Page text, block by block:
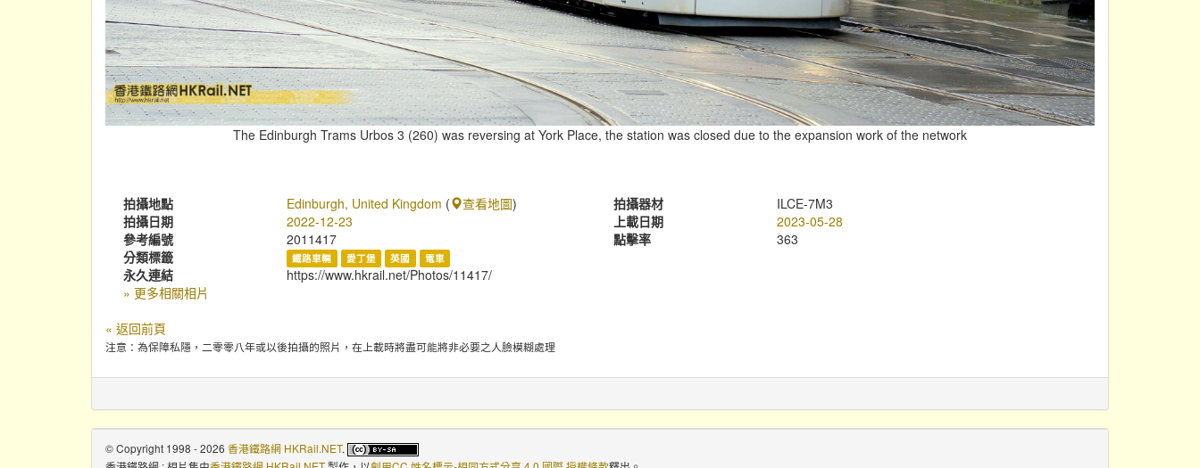
The Edinburgh Trams Urbos 3 (260) was reversing at York Place, the station was closed due to the expansion work of the network
拍攝地點 Edinburgh, United Kingdom ( 查看地圖) 拍攝器材
ILCE-7M3
拍攝日期
2022-12-23 上載日期
2023-05-28
參考編號
2011417 點擊率
363
分類標籤
鐵路車輛 愛丁堡 英國 電車
永久連結
https://www.hkrail.net/Photos/11417/
» 更多相關相片
« 返回前頁
注意：為保障私隱，二零零八年或以後拍攝的照片，在上載時將盡可能將非必要之人臉模糊處理
© Copyright 1998 - 2026 香港鐵路網 HKRail.NET.